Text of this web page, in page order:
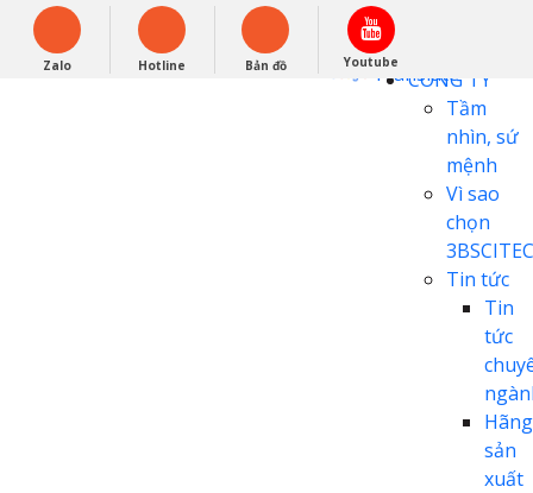
Powered by
Translate
English
0948279988
CÔNG TY
Tầm
nhìn, sứ
mệnh
Vì sao
chọn
Tin tức
Tin
tức
Hãng
sản
xuất
Zalo Hotline Bản đồ Youtube